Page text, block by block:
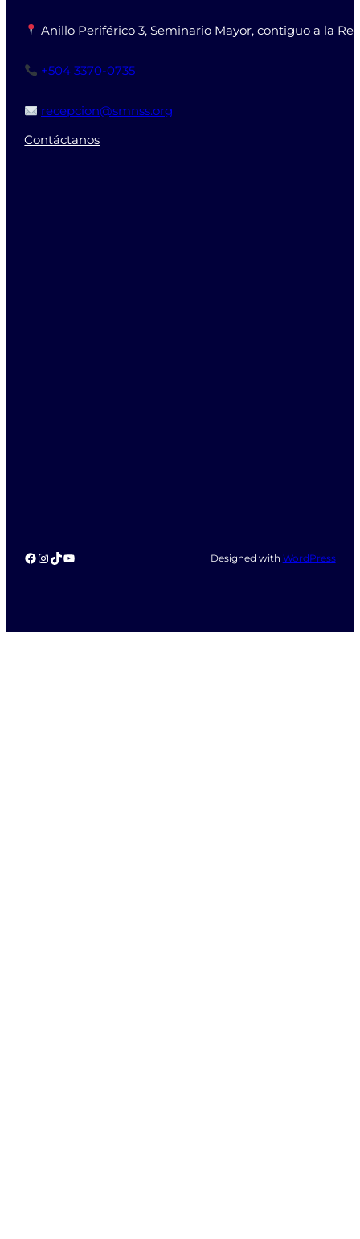
Anillo Periférico 3, Seminario Mayor, contiguo a la
+504 3370-0735
recepcion@smnss.org
Contáctanos
Facebook
Instagram
TikTok
YouTube Designed with WordPress